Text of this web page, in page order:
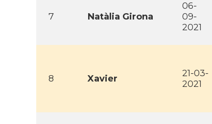
7 Natàlia Girona
06-
09-
2021
8 Xavier
21-03-
2021